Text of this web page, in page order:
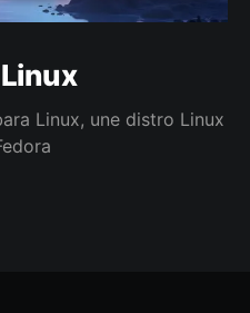
Linux, une distro Linux